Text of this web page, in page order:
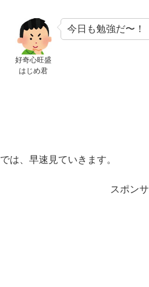
好奇心旺盛
はじめ君
今日も勉強だ〜！
では、早速見ていきます。
スポン